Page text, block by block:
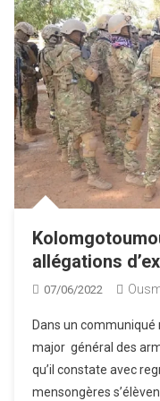
allégations
07/06/2022
Dans un communiqué
major général des
qu’il constate avec
mensongères